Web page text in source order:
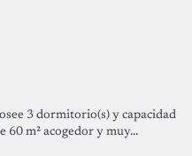
3 dormitorio(s) y capacidad
60 m² acogedor y muy...